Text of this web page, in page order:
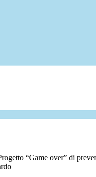
“Game over” di